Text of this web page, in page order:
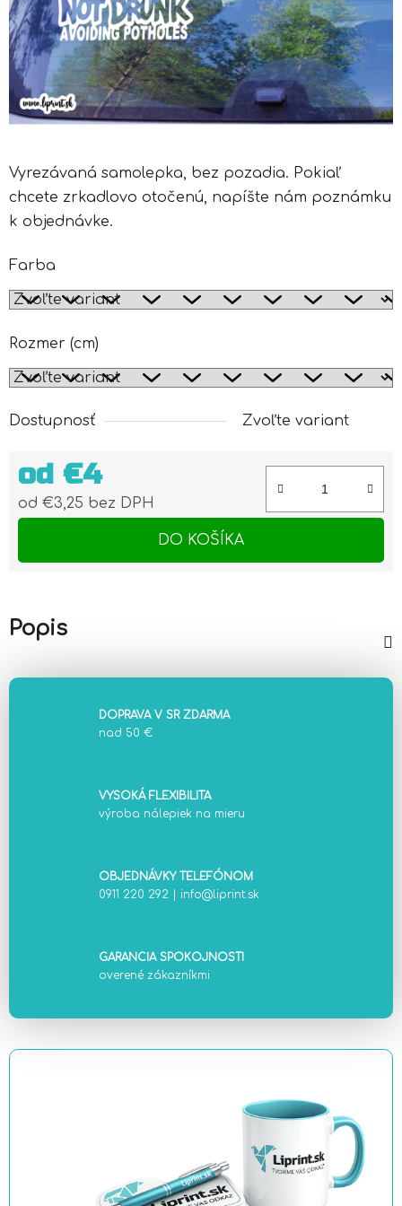
Vyrezávaná samolepka, bez pozadia. Pokiaľ
chcete zrkadlovo otočenú, napíšte nám poznámku
k objednávke.
Farba
Rozmer (cm)
Dostupnosť Zvoľte variant
od €4
od €3,25 bez DPH
DO KOŠÍKA
Popis
DOPRAVA V SR ZDARMA
nad 50 €
VYSOKÁ FLEXIBILITA
výroba nálepiek na mieru
OBJEDNÁVKY TELEFÓNOM
0911 220 292
info@liprint.sk
GARANCIA SPOKOJNOSTI
overené zákazníkmi